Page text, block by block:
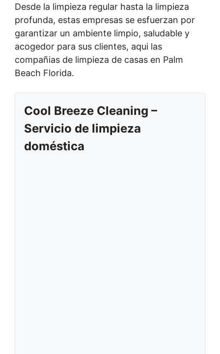
Desde la limpieza regular hasta la limpieza
profunda, estas empresas se esfuerzan por
garantizar un ambiente limpio, saludable y
acogedor para sus clientes, aqui las
compañias de limpieza de casas en Palm
Beach Florida.
Cool Breeze Cleaning –
Servicio de limpieza
doméstica